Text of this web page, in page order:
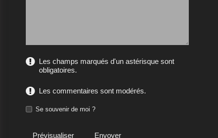
Les champs marqués d'un astérisque sont
obligatoires.
Les commentaires sont modérés.
Se souvenir de moi ?